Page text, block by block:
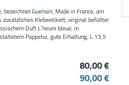
bezeichnet Guerlain, Made in France, am
zusätzliches Klebeetikett, original befüllter
Duft L`heure bleue, in
Pappetui, gute Erhaltung, L 13,5
80,00 €
90,00 €